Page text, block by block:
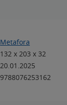
Metafora
132 x 203 x 32
20.01.2025
9788076253162